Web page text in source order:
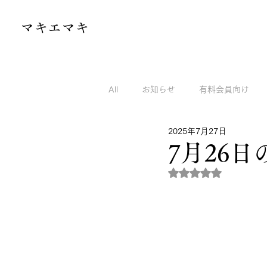
​マキエマキ
All お知らせ 有料会員向け
マキエマキのnoteから
7月26日
2025年7月27日
5つ星のうちNaN